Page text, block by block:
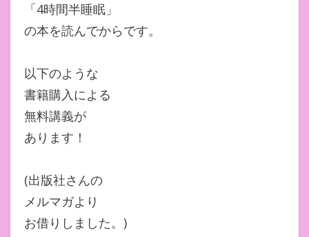
「4時間半睡眠」
の本を読んでからです。
以下のような
書籍購入による
無料講義が
あります！
(出版社さんの
メルマガより
お借りしました。)